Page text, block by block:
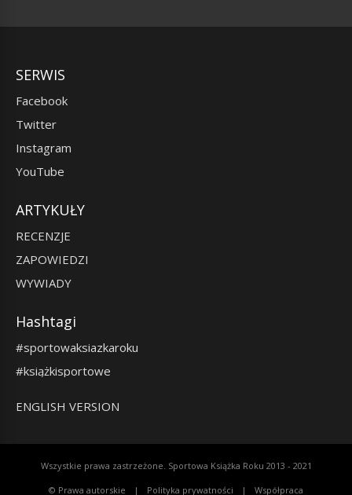
SERWIS
Facebook
Twitter
Instagram
YouTube
ARTYKUŁY
RECENZJE
ZAPOWIEDZI
WYWIADY
Hashtagi
#sportowaksiazkaroku
#książkisportowe
ENGLISH VERSION
Wszystkie prawa zastrzeżone. Sportowa Książka Roku 2013 - 2021
© Prawa autorskie Polityka prywatności Współpraca